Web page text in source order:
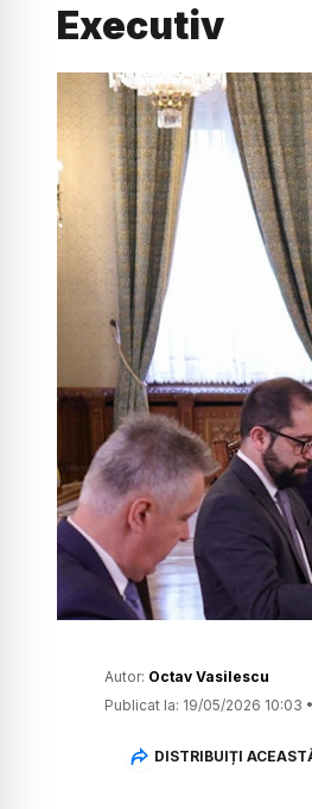
Executiv
Autor: Octav Vasilescu
Publicat la: 19/05/2026 10:03 •
DISTRIBUIȚI